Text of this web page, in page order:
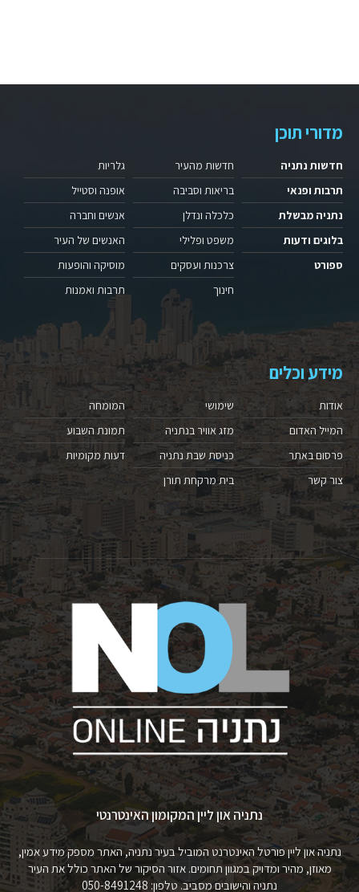
מדורי תוכן
חדשות נתניה
תרבות ופנאי
נתניה מבשלת
בלוגים ודעות
ספורט
חדשות מהעיר
בריאות וסביבה
כלכלה ונדלן
משפט ופלילי
צרכנות ועסקים
חינוך
גלריות
אופנה וסטייל
אנשים וחברה
האנשים של העיר
מוסיקה והופעות
תרבות ואמנות
מידע וכלים
אודות
המייל האדום
פרסום באתר
צור קשר
שימושי
מזג אוויר בנתניה
כניסת שבת נתניה
בית מרקחת תורן
המומחה
תמונת השבוע
דעות מקומיות
נתניה און ליין המקומון האינטרנטי
נתניה און ליין פורטל האינטרנט המוביל בעיר נתניה, האתר מספק מידע אמין,
מאוזן, מהיר ומדויק במגוון תחומים. אזור הסיקור של האתר כולל את העיר
נתניה והישובים מסביב. טלפון: 050-8491248